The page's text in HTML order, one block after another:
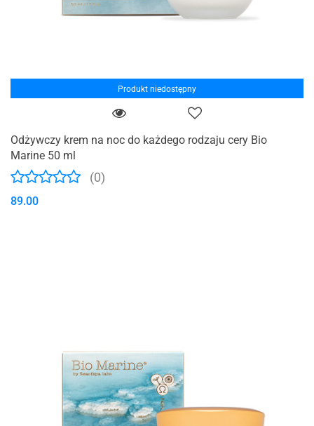
Produkt niedostępny
Odżywczy krem na noc do każdego rodzaju cery Bio
Marine 50 ml
(0)
89.00